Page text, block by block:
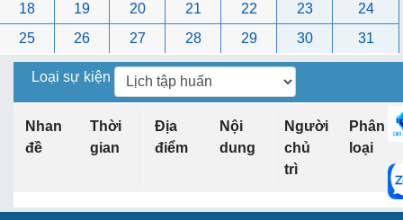
18
19 20 21 22 23
24
25
26 27 28 29 30 31
Loại sự kiện
Nhan
đề
Thời
gian
Địa
điểm
Nội
dung
Người
chủ
trì
Phân
loại